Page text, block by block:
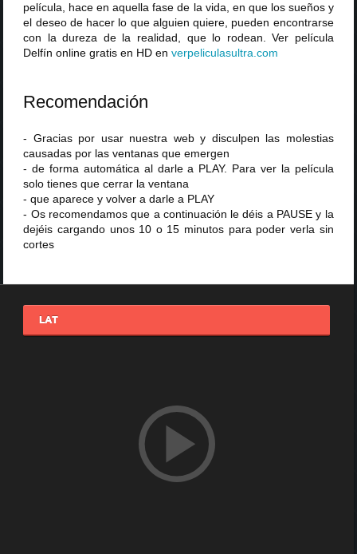
película, hace en aquella fase de la vida, en que los sueños y
el deseo de hacer lo que alguien quiere, pueden encontrarse
con la dureza de la realidad, que lo rodean. Ver película
Delfín online gratis en HD enverpeliculasultra .com
Recomendación
- Gracias por usar nuestra web y disculpen las molestias
causadas por las ventanas que emergen
- de forma automática al darle a PLAY. Para ver la película
solo tienes que cerrar la ventana
- que aparece y volver a darle a PLAY
- Os recomendamos que a continuación le déis a PAUSE y la
dejéis cargando unos 10 o 15 minutos para poder verla sin
cortes
LAT